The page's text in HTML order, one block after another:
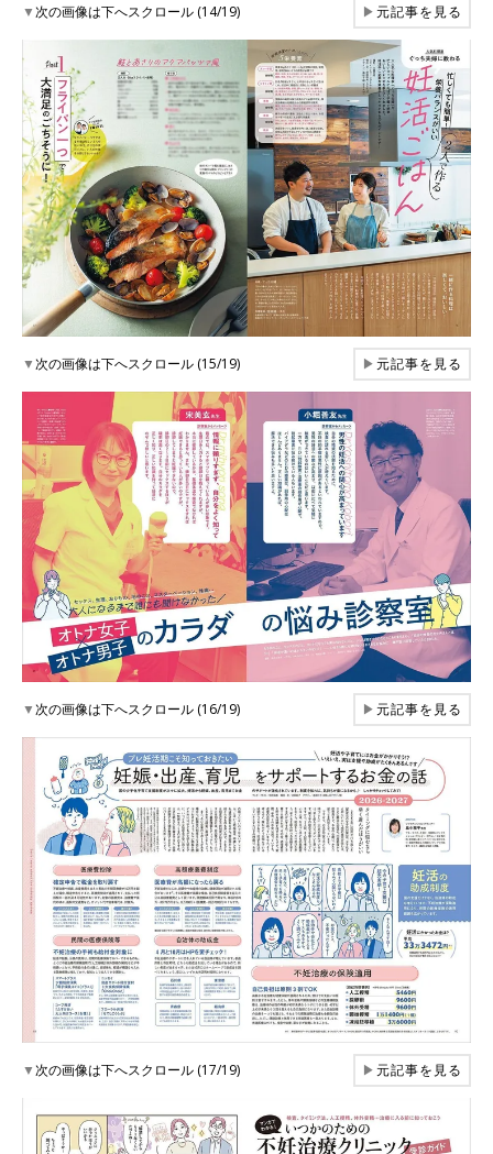
▼次の画像は下へスクロール (14/19) ▶元記事を見る
▼次の画像は下へスクロール (15/19) ▶元記事を見る
▼次の画像は下へスクロール (16/19) ▶元記事を見る
▼次の画像は下へスクロール (17/19) ▶元記事を見る